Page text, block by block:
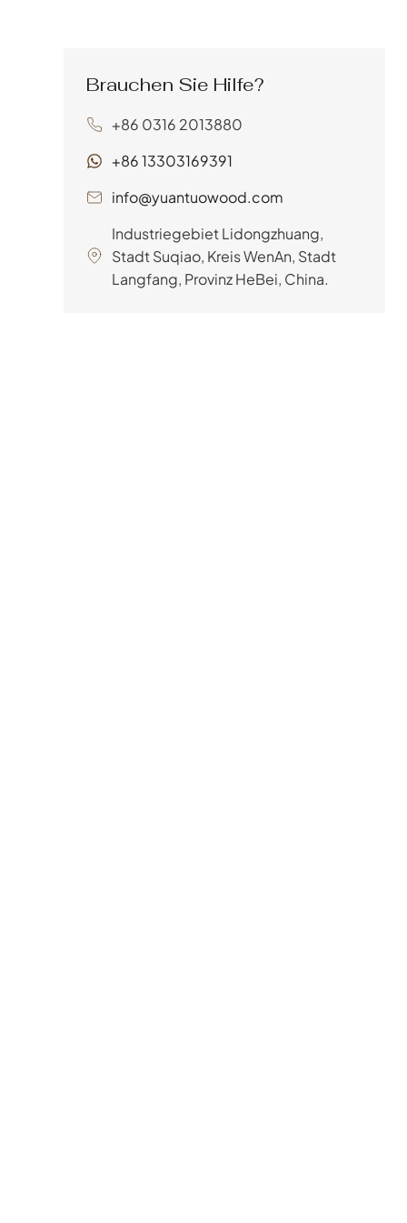
werden Holzwerkstoffe...
Wasser, Feuchtigkeit und
standzuhalten, ist die
Vielzahl von maritimen
Anwendungen. Von den
Segelbooten bis hin zu den
stabilen Fundamenten von...
Brauchen Sie Hilfe?
+86 0316 2013880
+86 13303169391
info@yuantuowood.com
Industriegebiet Lidongzhuang,
Stadt Suqiao, Kreis WenAn, Stadt
Langfang, Provinz HeBei, China.